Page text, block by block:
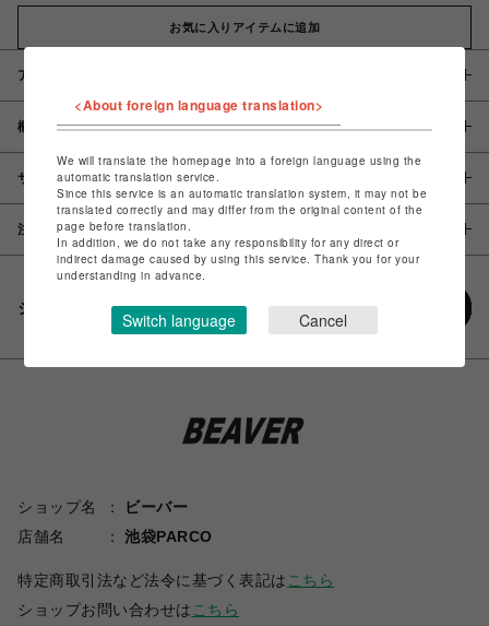
お気に入りアイテムに追加
アイテム説明 / 素材
概要
サイズ
注意事項
シェアする
ショップ名
ビーバー
店舗名
池袋PARCO
特定商取引法など法令に基づく表記は こちら
ショップお問い合わせは こちら
<About foreign language translation>
We will translate the homepage into a foreign language using the
automatic translation service.
Since this service is an automatic translation system, it may not be
translated correctly and may differ from the original content of the
page before translation.
In addition, we do not take any responsibility for any direct or
indirect damage caused by using this service. Thank you for your
understanding in advance.
Switch language Cancel